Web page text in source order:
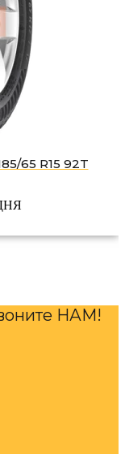
65 R15 92T
НАМ!